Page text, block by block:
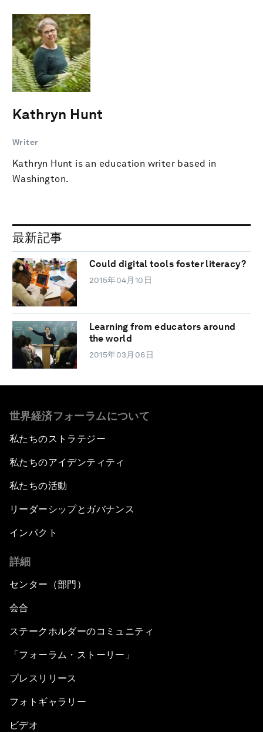
Kathryn Hunt
Writer
Kathryn Hunt is an education writer based in
Washington.
最新記事
Could digital tools foster literacy?
2015年04月10日
Learning from educators around
the world
2015年03月06日
世界経済フォーラムについて
私たちのストラテジー
私たちのアイデンティティ
私たちの活動
リーダーシップとガバナンス
インパクト
詳細
センター（部門）
会合
ステークホルダーのコミュニティ
「フォーラム・ストーリー」
プレスリリース
フォトギャラリー
ビデオ